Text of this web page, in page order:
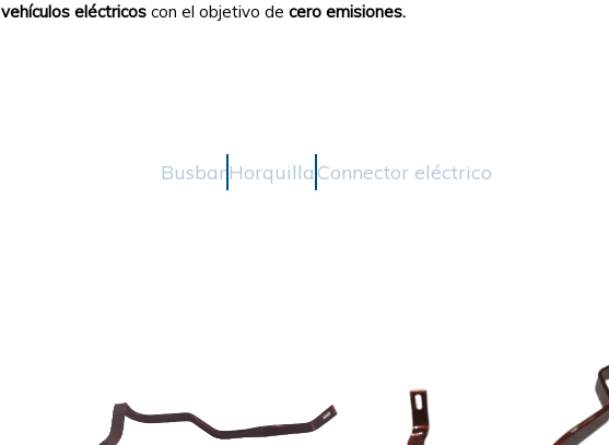
vehículos eléctricos con el objetivo de cero emisiones.
BusbarHorquilla Connector eléctrico